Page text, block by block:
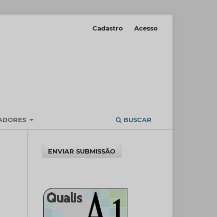
BUSCAR
Cadastro Acesso
ENVIAR SUBMISSÃO